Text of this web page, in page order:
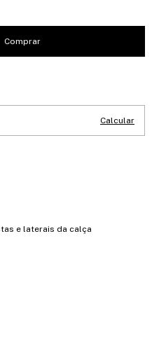
Calcular
e laterais da calça